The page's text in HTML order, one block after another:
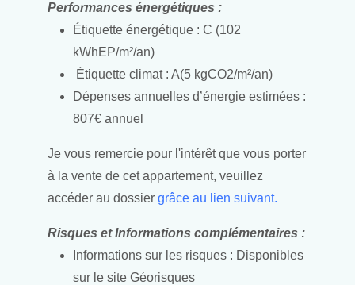
Performances énergétiques :
Étiquette énergétique : C (102
kWhEP/m²/an)
Étiquette climat : A(5 kgCO2/m²/an)
Dépenses annuelles d’énergie estimées :
807€ annuel
Je vous remercie pour l'intérêt que vous porter
à la vente de cet appartement, veuillez
accéder au dossier grâce au lien suivant.
Risques et Informations complémentaires :
Informations sur les risques : Disponibles
sur le site Géorisques